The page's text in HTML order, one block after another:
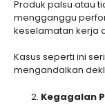
Produk palsu atau
mengganggu
keselamatan kerja
Kasus seperti ini
mengandalkan
Kegagalan